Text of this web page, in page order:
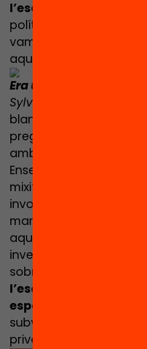
l’escola del barri
.
política ens en vam
vam constatar que
aquella escola.
Era una escola pública
Sylvaine:
blancs. A partir d’aquí
preguntar coses,
amb qui vam crear el
Ensemble contre la
mixité sociale et
involucrar amb una
mares, que a priori
aquestes idees. Vaig
investigar i conèixer
sobre el tema.
A
l’escola privada
espai però també més
subvencions, perquè
privades amb